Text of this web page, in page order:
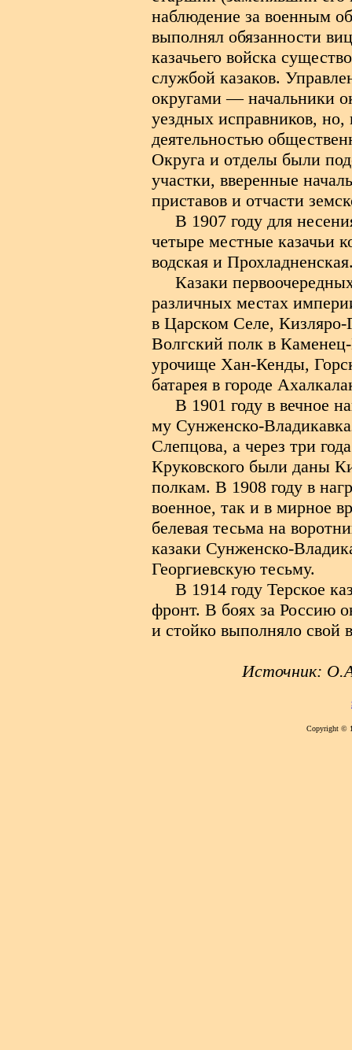
наблюдение за военным
выполнял обязанности
казачьего войска
службой казаков.
округами — начальники
уездных исправников, но,
деятельностью
Округа и отделы были
участки, вверенные
приставов и отчасти
В 1907 году для
четыре местные казачьи
водская и
Казаки
различных местах
в Царском Селе, Кизляро-
Волгский полк в
урочище Хан-Кенды,
батарея в городе
В 1901 году в вечное
му Сунженско-
Слепцова, а через три
Круковского были даны
полкам. В 1908 году в
военное, так и в мирное
белевая тесьма на
казаки Сунженско-
Георгиевскую тесьму.
В 1914 году Терское
фронт. В боях за Россию
и стойко выполняло свой
Источник:
Copyright ©